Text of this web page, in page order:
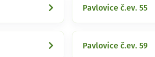
Pavlovice č.ev. 55
Pavlovice č.ev. 59